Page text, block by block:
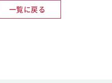
一覧に戻る